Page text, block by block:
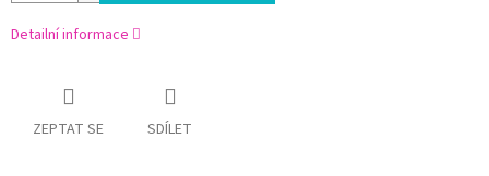
Detailní informace
ZEPTAT SE SDÍLET